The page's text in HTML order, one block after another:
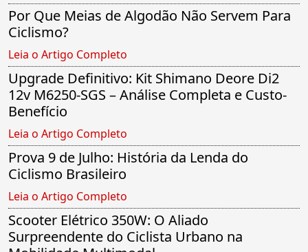
Por Que Meias de Algodão Não Servem Para
Ciclismo?
Leia o Artigo Completo
Upgrade Definitivo: Kit Shimano Deore Di2
12v M6250-SGS – Análise Completa e Custo-
Benefício
Leia o Artigo Completo
Prova 9 de Julho: História da Lenda do
Ciclismo Brasileiro
Leia o Artigo Completo
Scooter Elétrico 350W: O Aliado
Surpreendente do Ciclista Urbano na